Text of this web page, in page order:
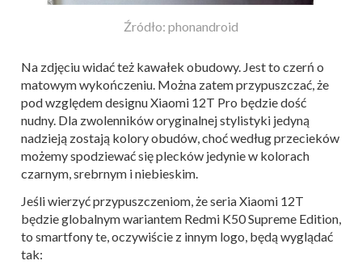
Źródło: phonandroid
Na zdjęciu widać też kawałek obudowy. Jest to czerń o
matowym wykończeniu. Można zatem przypuszczać, że
pod względem designu Xiaomi 12T Pro będzie dość
nudny. Dla zwolenników oryginalnej stylistyki jedyną
nadzieją zostają kolory obudów, choć według przecieków
możemy spodziewać się plecków jedynie w kolorach
czarnym, srebrnym i niebieskim.
Jeśli wierzyć przypuszczeniom, że seria Xiaomi 12T
będzie globalnym wariantem Redmi K50 Supreme Edition,
to smartfony te, oczywiście z innym logo, będą wyglądać
tak: